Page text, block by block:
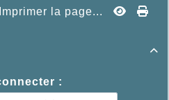
Imprimer la page...

: